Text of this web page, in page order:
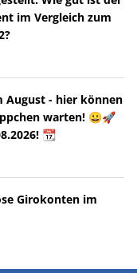
im Vergleich zum
August - hier können
warten! 😀🚀
📆
Girokonten im